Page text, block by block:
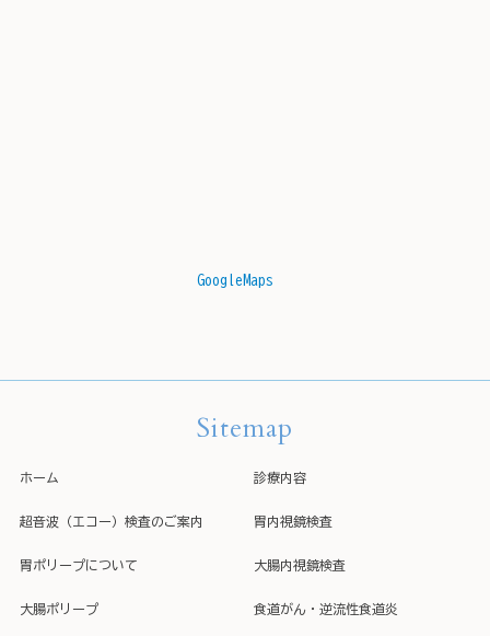
GoogleMaps
Sitemap
ホーム 診療内容
超音波（エコー）検査のご案内 胃内視鏡検査
胃ポリープについて 大腸内視鏡検査
大腸ポリープ 食道がん・逆流性食道炎